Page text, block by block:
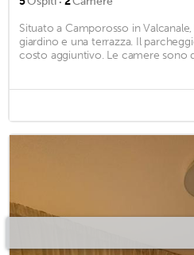
Situato a Camporosso in
giardino e una terrazza. Il
costo aggiuntivo. Le camere sono